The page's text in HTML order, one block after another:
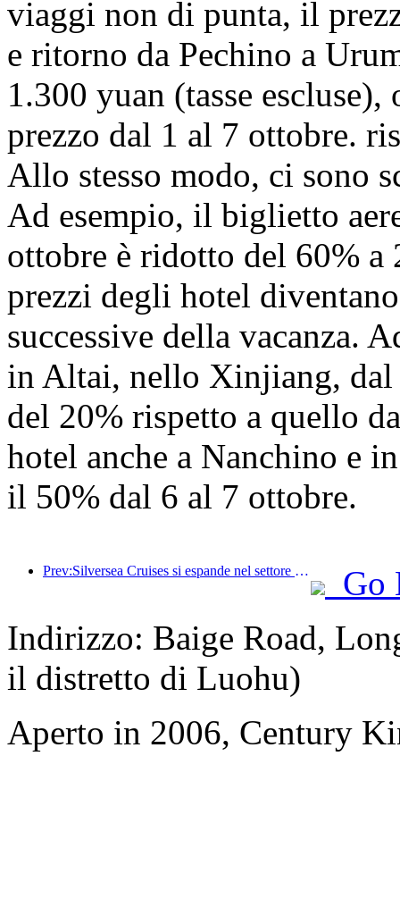
viaggi non di punta, il
e ritorno da Pechino a
1.300 yuan (tasse
prezzo dal 1 al 7 ottobre.
Allo stesso modo, ci sono
Ad esempio, il biglietto
ottobre è ridotto del 60% a
prezzi degli hotel
successive della vacanza.
in Altai, nello Xinjiang, dal
del 20% rispetto a quello
hotel anche a Nanchino e
il 50% dal 6 al 7 ottobre.
Prev:Silversea Cruises si espande nel settore alberghiero
Go
Indirizzo: Baige Road,
il distretto di Luohu)
Aperto in 2006, Century